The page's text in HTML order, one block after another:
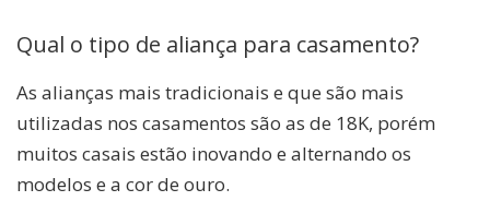
Qual o tipo de aliança para casamento?
As alianças mais tradicionais e que são mais
utilizadas nos casamentos são as de 18K, porém
muitos casais estão inovando e alternando os
modelos e a cor de ouro.